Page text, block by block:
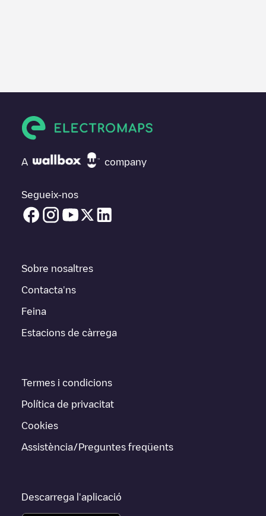
A company
Segueix-nos
Sobre nosaltres
Contacta'ns
Feina
Estacions de càrrega
Termes i condicions
Política de privacitat
Cookies
Assistència/Preguntes freqüents
Descarrega l'aplicació